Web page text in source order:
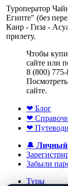
Туроператор
Египте" (без
Каир - Гиза -
прилету.
Чтобы
сайте или
8 (800) 775-
сайте.
❤ Блог
❤
❤
🔔 Личный
Забыли
Туры